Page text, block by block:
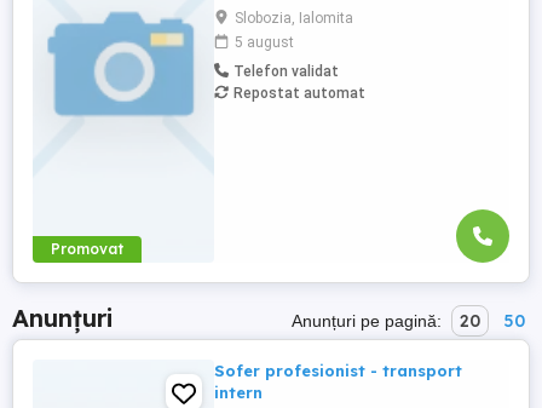
Promovat
2700 luna net 12.000 km (garantat) Prima
0,06 camion km extra peste 12000 km; +
100 prima la angajare pt. ADR; + 300 prima
pentru 6 luni lucrate; + 300 prima pentru 9
luni lucrate; + 300 prima pentru 12 luni
Slobozia, Ialomita
5 august
Telefon validat
Repostat automat
Anunțuri Anunțuri pe pagină: 20 50
Sofer profesionist - transport
intern